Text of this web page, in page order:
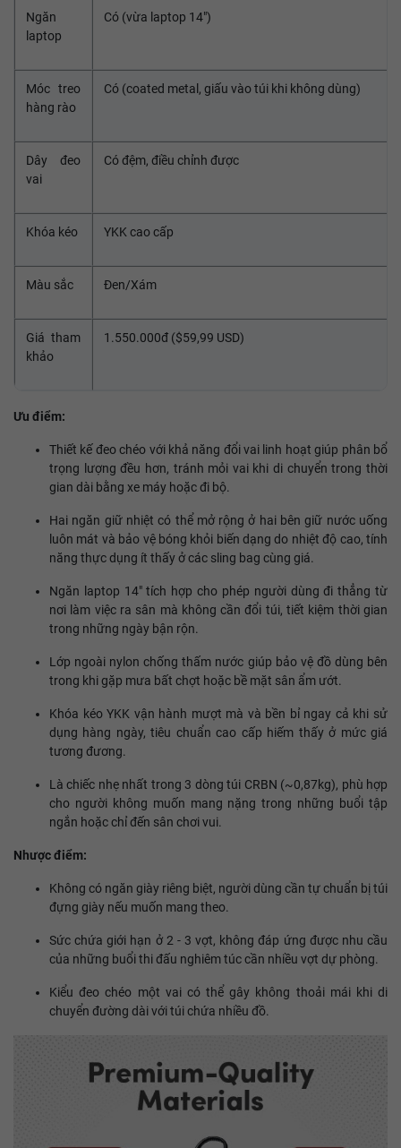
Ngăn
laptop
Có (vừa laptop 14")
Móc treo
hàng rào
Có (coated metal, giấu vào túi khi không dùng)
Dây đeo
vai
Có đệm, điều chỉnh được
Khóa kéo YKK cao cấp
Màu sắc Đen/Xám
Giá tham
khảo
1.550.000đ ($59,99 USD)
Ưu điểm:
Thiết kế đeo chéo với khả năng đổi vai linh hoạt giúp phân bổ
trọng lượng đều hơn, tránh mỏi vai khi di chuyển trong thời
gian dài bằng xe máy hoặc đi bộ.
Hai ngăn giữ nhiệt có thể mở rộng ở hai bên giữ nước uống
luôn mát và bảo vệ bóng khỏi biến dạng do nhiệt độ cao, tính
năng thực dụng ít thấy ở các sling bag cùng giá.
Ngăn laptop 14" tích hợp cho phép người dùng đi thẳng từ
nơi làm việc ra sân mà không cần đổi túi, tiết kiệm thời gian
trong những ngày bận rộn.
Lớp ngoài nylon chống thấm nước giúp bảo vệ đồ dùng bên
trong khi gặp mưa bất chợt hoặc bề mặt sân ẩm ướt.
Khóa kéo YKK vận hành mượt mà và bền bỉ ngay cả khi sử
dụng hàng ngày, tiêu chuẩn cao cấp hiếm thấy ở mức giá
tương đương.
Là chiếc nhẹ nhất trong 3 dòng túi CRBN (~0,87kg), phù hợp
cho người không muốn mang nặng trong những buổi tập
ngắn hoặc chỉ đến sân chơi vui.
Nhược điểm:
Không có ngăn giày riêng biệt, người dùng cần tự chuẩn bị túi
đựng giày nếu muốn mang theo.
Sức chứa giới hạn ở 2 - 3 vợt, không đáp ứng được nhu cầu
của những buổi thi đấu nghiêm túc cần nhiều vợt dự phòng.
Kiểu đeo chéo một vai có thể gây không thoải mái khi di
chuyển đường dài với túi chứa nhiều đồ.